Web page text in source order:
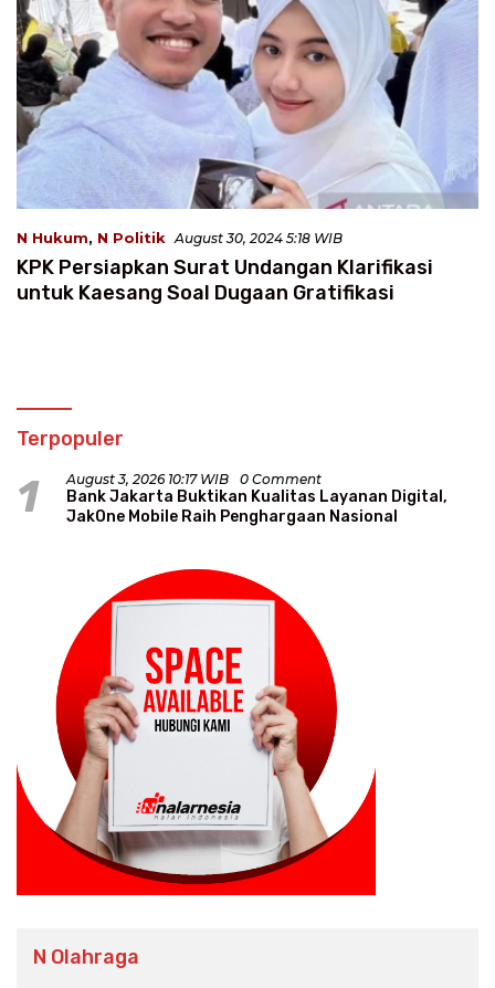
N Hukum, N Politik August 30, 2024 5:18 WIB
KPK Persiapkan Surat Undangan Klarifikasi
untuk Kaesang Soal Dugaan Gratifikasi
Terpopuler
1 August 3, 2026 10:17 WIB 0 Comment
Bank Jakarta Buktikan Kualitas Layanan Digital,
JakOne Mobile Raih Penghargaan Nasional
N Olahraga